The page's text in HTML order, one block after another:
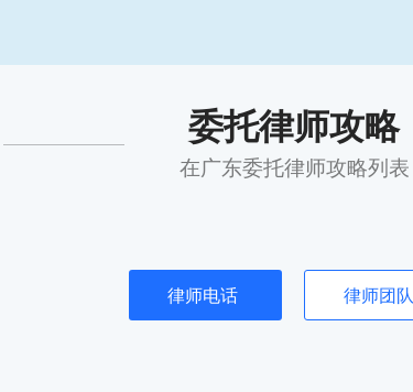
委托律师攻略
在广东委托律师攻略列表
律师电话 律师团队